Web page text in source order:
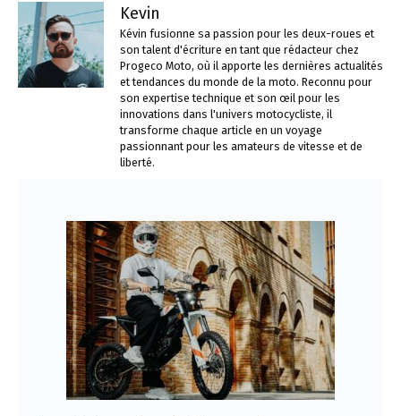
Kevin
Kévin fusionne sa passion pour les deux-roues et
son talent d'écriture en tant que rédacteur chez
Progeco Moto, où il apporte les dernières actualités
et tendances du monde de la moto. Reconnu pour
son expertise technique et son œil pour les
innovations dans l'univers motocycliste, il
transforme chaque article en un voyage
passionnant pour les amateurs de vitesse et de
liberté.